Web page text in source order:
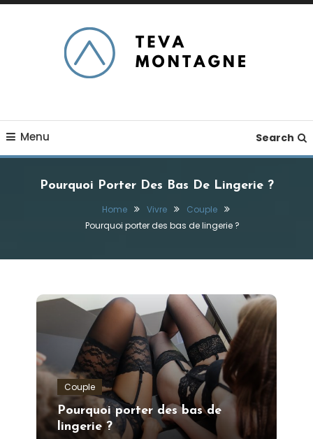
Skip
Menu Search
Pourquoi Porter Des Bas De Lingerie ?
Home Vivre
Couple
Pourquoi porter des bas de lingerie ?
Couple
Pourquoi porter des bas de
lingerie ?